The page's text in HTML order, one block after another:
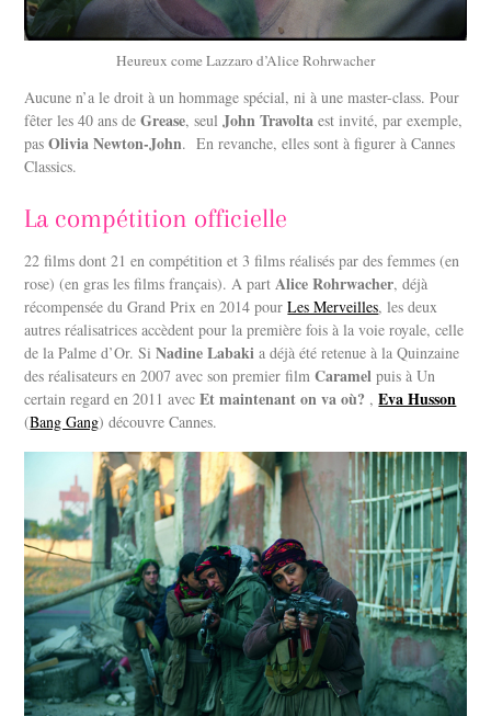
Heureux come Lazzaro d’Alice Rohrwacher
Aucune n’a le droit à un hommage spécial, ni à une master-class. Pour
fêter les 40 ans deGrease, seulJohn Travolta est invité, par exemple,
pasOlivia Newton-John. En revanche, elles sont à figurer à Cannes
Classics.
La compétition officielle
22 films dont 21 en compétition et 3 films réalisés par des femmes (en
rose) (en gras les films français). A partAlice Rohrwacher, déjà
récompensée du Grand Prix en 2014 pourLes Merveilles, les deux
autres réalisatrices accèdent pour la première fois à la voie royale, celle
de la Palme d’Or. SiNadine Labaki a déjà été retenue à la Quinzaine
des réalisateurs en 2007 avec son premier filmCaramel puis à Un
certain regard en 2011 avecEt maintenant on va où? ,Eva Husson
(Bang Gang) découvre Cannes.